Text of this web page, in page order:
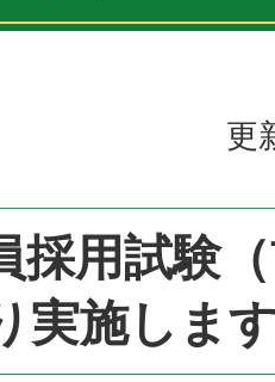
更
採用試験
実施しま